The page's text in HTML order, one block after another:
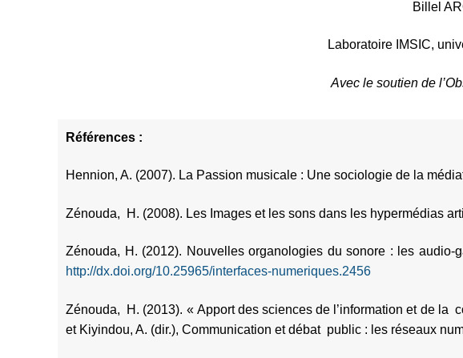
Billel
Laboratoire IMSIC,
Avec le soutien de
Références :
Hennion, A. (2007). La Passion musicale : Une sociologie de la
Zénouda, H. (2008). Les Images et les sons dans les hypermédias
Zénouda, H. (2012). Nouvelles organologies du sonore : les
http://dx.doi.org/10.25965/interfaces-numeriques.2456
Zénouda, H. (2013). « Apport des sciences de l’information et de la
et Kiyindou, A. (dir.), Communication et débat public : les réseaux